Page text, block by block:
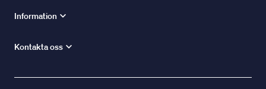
Information
Kontakta oss